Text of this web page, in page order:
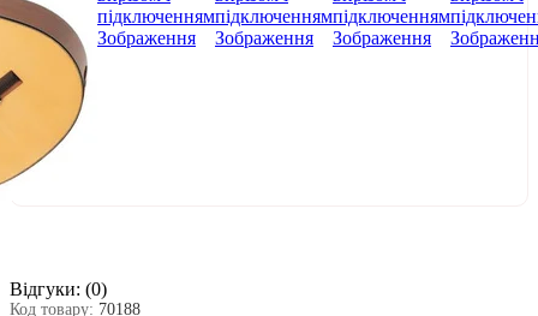
Відгуки: (0)
Код товару: 70188